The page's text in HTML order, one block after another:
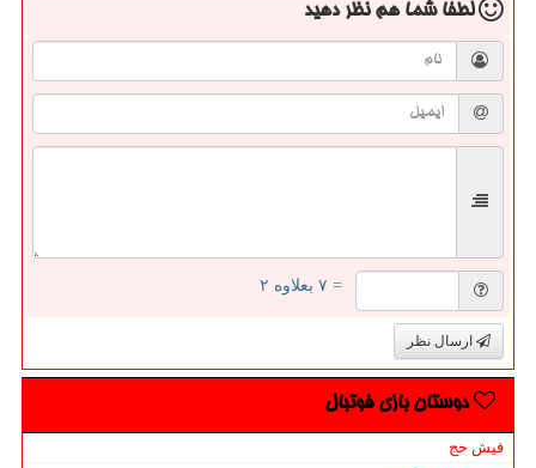
لطفا شما همنظر دهید
= ۷ بعلاوه ۲
ارسال نظر
دوستان بازی فوتبال
فیش حج